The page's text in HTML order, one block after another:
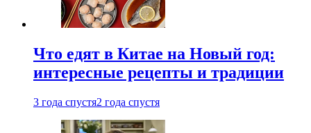
Что едят в Китае на Новый год:
интересные рецепты и традиции
3 года спустя2 года спустя